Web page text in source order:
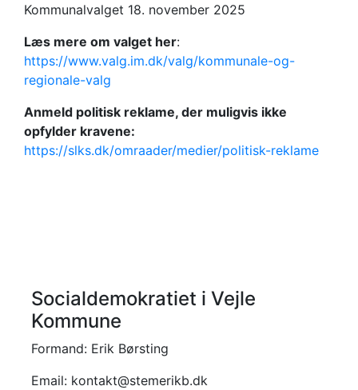
Kommunalvalget 18. november 2025
Læs mere om valget her:
https://www.valg.im.dk/valg/kommunale-og-
regionale-valg
Anmeld politisk reklame, der muligvis ikke
opfylder kravene:
https://slks.dk/omraader/medier/politisk-reklame
Socialdemokratiet i Vejle
Kommune
Formand: Erik Børsting
Email: kontakt@stemerikb.dk